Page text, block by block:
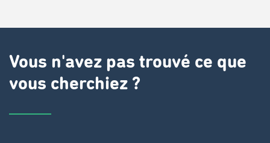
Vous n'avez pas trouvé ce que
vous cherchiez ?